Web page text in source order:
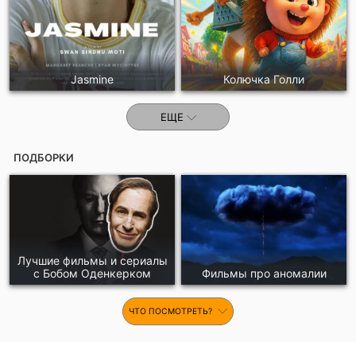
Jasmine Колючка Голли
ЕЩЕ
ПОДБОРКИ
Лучшие фильмы и сериалы
с Бобом Оденкерком
Фильмы про аномалии
ЧТО ПОСМОТРЕТЬ?